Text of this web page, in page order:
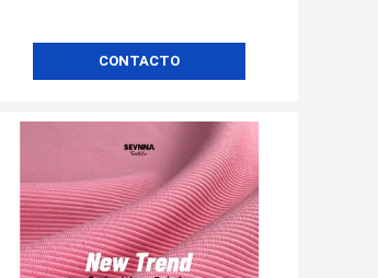
CONTACTO